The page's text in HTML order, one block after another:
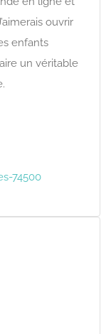
ouvrir
enfants
un véritable
74500